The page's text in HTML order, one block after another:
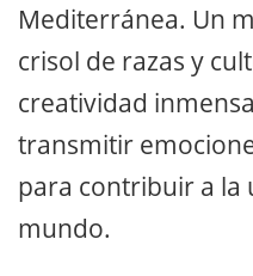
Mediterránea. Un
crisol de razas y
creatividad
transmitir
para contribuir a la
mundo.